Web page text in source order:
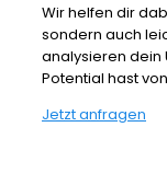
Wir helfen dir
sondern auch
analysieren dein
Potential hast
Jetzt anfragen